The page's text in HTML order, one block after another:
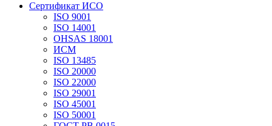
Сертификат ИСО
ISO 9001
ISO 14001
OHSAS 18001
ИСМ
ISO 13485
ISO 20000
ISO 22000
ISO 29001
ISO 45001
ISO 50001